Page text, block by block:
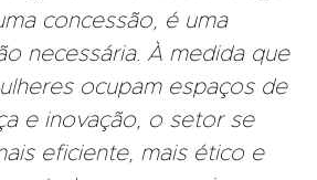
concessão, é uma
necessária. À medida que
ocupam espaços de
e inovação, o setor se
eficiente, mais ético e